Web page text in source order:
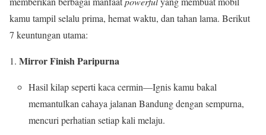
kamu tampil selalu prima, hemat waktu, dan tahan lama. Berikut
7 keuntungan utama:
Mirror Finish Paripurna
Hasil kilap seperti kaca cermin—Ignis kamu bakal
memantulkan cahaya jalanan Bandung dengan sempurna,
mencuri perhatian setiap kali melaju.